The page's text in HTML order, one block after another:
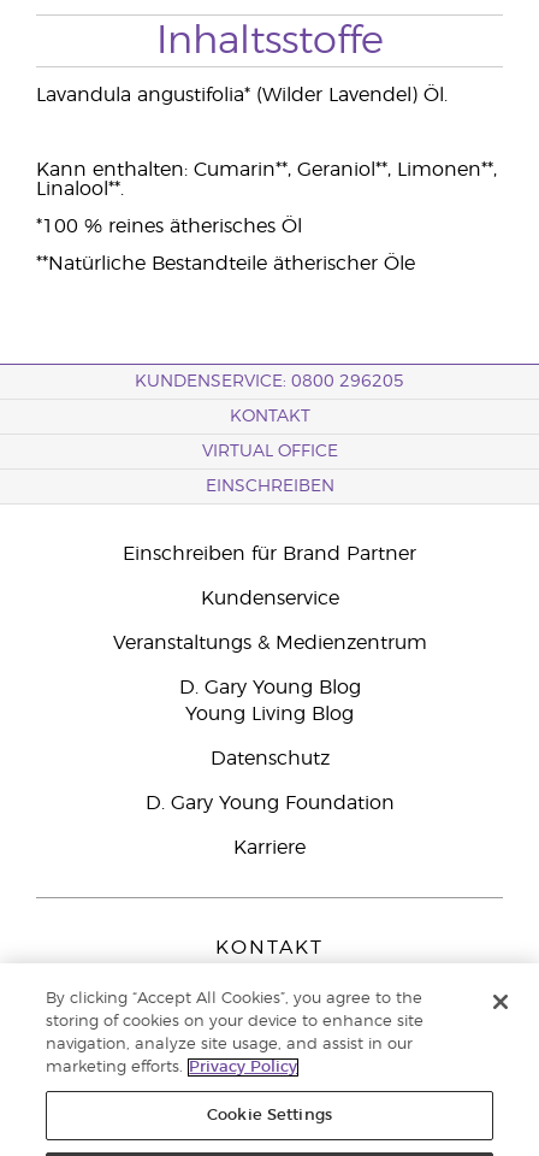
Inhaltsstoffe
Lavandula angustifolia* (Wilder Lavendel) Öl.
Kann enthalten: Cumarin**, Geraniol**, Limonen**,
Linalool**.
*100 % reines ätherisches Öl
**Natürliche Bestandteile ätherischer Öle
KUNDENSERVICE: 0800 296205
KONTAKT
VIRTUAL OFFICE
EINSCHREIBEN
Einschreiben für Brand Partner
Kundenservice
Veranstaltungs & Medienzentrum
D. Gary Young Blog
Young Living Blog
Datenschutz
D. Gary Young Foundation
Karriere
KONTAKT
Peizerweg 97
9727 AJ Groningen
Netherlands
Kundenservice:0800-296205
By clicking “Accept All Cookies”, you agree to the
storing of cookies on your device to enhance site
navigation, analyze site usage, and assist in our
marketing efforts.
Privacy Policy
Cookie Settings